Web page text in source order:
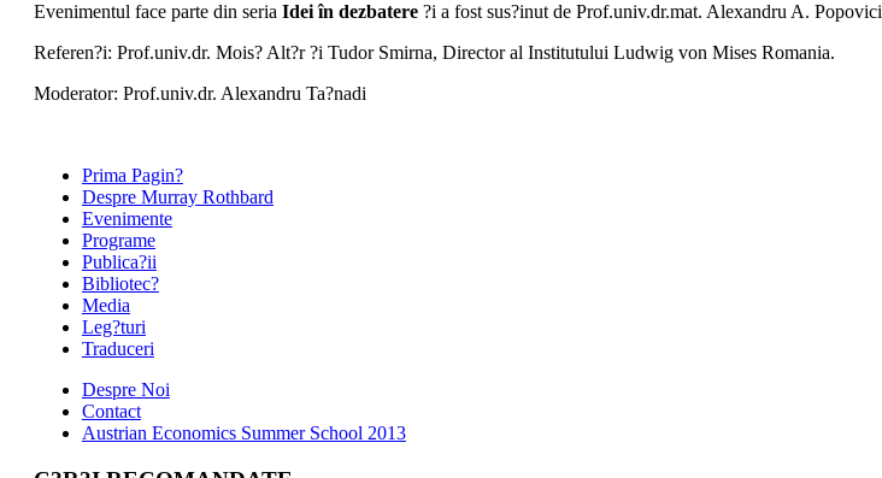
Evenimentul face parte din seria Idei în dezbatere?i a fost sus?inut de Prof.univ.dr.mat. Alexandru A. Popovici
Referen?i: Prof.univ.dr. Mois? Alt?r ?i Tudor Smirna, Director al Institutului Ludwig von Mises Romania.
Moderator: Prof.univ.dr. Alexandru Ta?nadi
Prima Pagin?
Despre Murray Rothbard
Evenimente
Programe
Publica?ii
Bibliotec?
Media
Leg?turi
Traduceri
Despre Noi
Contact
Austrian Economics Summer School 2013